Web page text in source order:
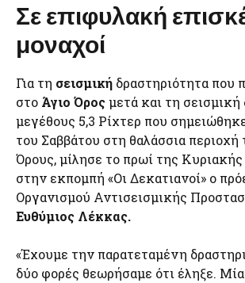
Σε επιφυλακή
μοναχοί
Για τη σεισμική δραστηριότητα που
στο Άγιο Όροςμετά και τη
μεγέθους 5,3 Ρίχτερ που
του Σαββάτου στη θαλάσσια περιοχή
Όρους, μίλησε το πρωί της
στην εκπομπή «Οι Δεκατιανοί» ο
Οργανισμού Αντισεισμικής
Ευθύμιος Λέκκας.
«Έχουμε την παρατεταμένη
δύο φορές θεωρήσαμε ότι έληξε.